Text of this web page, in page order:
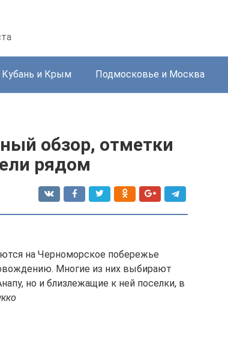
Кубань и Крым Подмосковье и Москва
обзор, отметки
рядом
на Черноморское побережье
Многие из них выбирают
но и близлежащие к ней поселки, в